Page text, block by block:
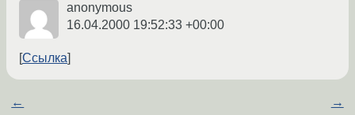
anonymous
16.04.2000 19:52:33 +00:00
Ссылка
← →